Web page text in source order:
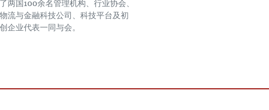
了两国100余名管理机构、行业协会、
物流与金融科技公司、科技平台及初
创企业代表一同与会。